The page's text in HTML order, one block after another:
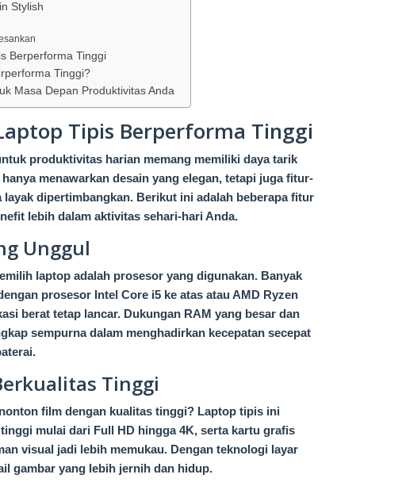
Stylish
Berperforma Tinggi
Tinggi?
Masa Depan Produktivitas Anda
Tipis Berperforma Tinggi
produktivitas harian memang memiliki daya tarik
menawarkan desain yang elegan, tetapi juga fitur-
dipertimbangkan. Berikut ini adalah beberapa fitur
lebih dalam aktivitas sehari-hari Anda.
Unggul
laptop adalah prosesor yang digunakan. Banyak
prosesor Intel Core i5 ke atas atau AMD Ryzen
berat tetap lancar. Dukungan RAM yang besar dan
sempurna dalam menghadirkan kecepatan secepat
Tinggi
film dengan kualitas tinggi? Laptop tipis ini
mulai dari Full HD hingga 4K, serta kartu grafis
visual jadi lebih memukau. Dengan teknologi layar
gambar yang lebih jernih dan hidup.